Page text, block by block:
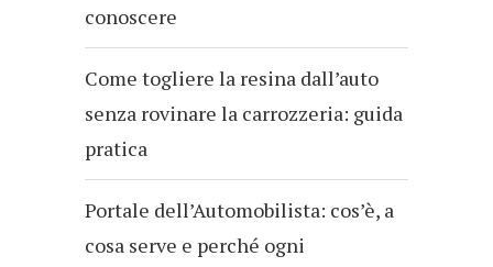
conoscere
Come togliere la resina dall’auto
senza rovinare la carrozzeria: guida
pratica
Portale dell’Automobilista: cos’è, a
cosa serve e perché ogni